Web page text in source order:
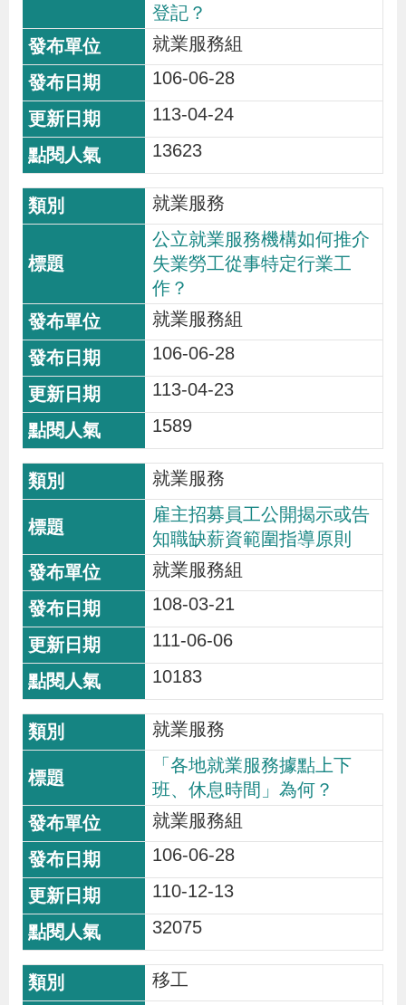
登記？
就業服務組
106-06-28
113-04-24
13623
就業服務
公立就業服務機構如何推介
失業勞工從事特定行業工
作？
就業服務組
106-06-28
113-04-23
1589
就業服務
雇主招募員工公開揭示或告
知職缺薪資範圍指導原則
就業服務組
108-03-21
111-06-06
10183
就業服務
「各地就業服務據點上下
班、休息時間」為何？
就業服務組
106-06-28
110-12-13
32075
移工